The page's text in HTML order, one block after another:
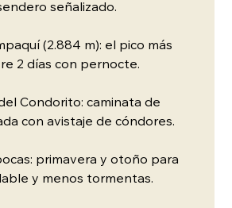
señalizado.
(2.884 m): el pico más
2 días con pernocte.
Condorito: caminata de
con avistaje de cóndores.
primavera y otoño para
y menos tormentas.